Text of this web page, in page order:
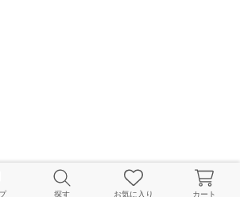
探す お気に入り カート